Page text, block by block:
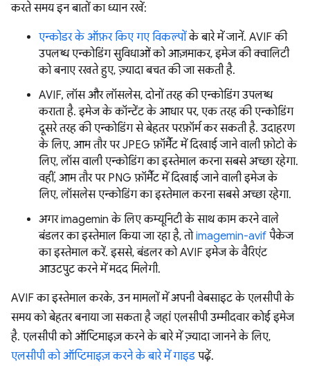
करते समय इन बातों का ध्यान रखें:
एन्कोडर के ऑफ़र किए गए विकल्पोंके बारे में जानें. AVIF की
उपलब्ध एन्कोडिंग सुविधाओं को आज़माकर, इमेज की क्वालिटी
को बनाए रखते हुए, ज़्यादा बचत की जा सकती है.
AVIF, लॉस और लॉसलेस, दोनों तरह की एन्कोडिंग उपलब्ध
कराता है. इमेज के कॉन्टेंट के आधार पर, एक तरह की एन्कोडिंग
दूसरे तरह की एन्कोडिंग से बेहतर परफ़ॉर्म कर सकती है. उदाहरण
के लिए, आम तौर पर JPEG फ़ॉर्मैट में दिखाई जाने वाली फ़ोटो के
लिए, लॉस वाली एन्कोडिंग का इस्तेमाल करना सबसे अच्छा रहेगा.
वहीं, आम तौर पर PNG फ़ॉर्मैट में दिखाई जाने वाली इमेज के
लिए, लॉसलेस एन्कोडिंग का इस्तेमाल करना सबसे अच्छा रहेगा.
अगर imagemin के लिए कम्यूनिटी के साथ काम करने वाले
बंडलर का इस्तेमाल किया जा रहा है, तोimagemin-avif पैकेज
का इस्तेमाल करें. इससे, बंडलर को AVIF इमेज के वैरिएंट
आउटपुट करने में मदद मिलेगी.
AVIF का इस्तेमाल करके, उन मामलों में अपनी वेबसाइट के एलसीपी के
समय को बेहतर बनाया जा सकता है जहां एलसीपी उम्मीदवार कोई इमेज
है. एलसीपी को ऑप्टिमाइज़ करने के बारे में ज़्यादा जानने के लिए,
एलसीपी को ऑप्टिमाइज़ करने के बारे में गाइड पढ़ें.